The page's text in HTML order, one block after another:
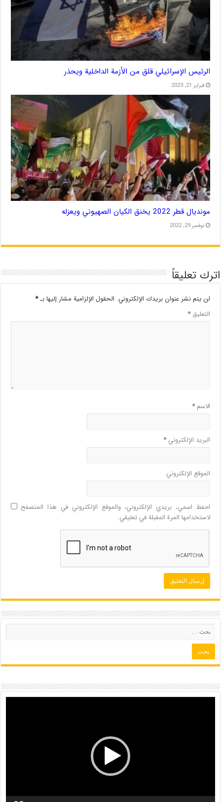
الرئيس الإسرائيلي قلق من الأزمة الداخلية ويحذر
فبراير 21, 2023
مونديال قطر 2022 يخنق الكيان الصهيوني ويعزله
نوفمبر 29, 2022
اترك تعليقاً
لن يتم نشر عنوان بريدك الإلكتروني. الحقول الإلزامية مشار إليها بـ*
التعليق*
الاسم*
البريد الإلكتروني*
الموقع الإلكتروني
احفظ اسمي، بريدي الإلكتروني، والموقع الإلكتروني في هذا المتصفح
لاستخدامها المرة المقبلة في تعليقي.